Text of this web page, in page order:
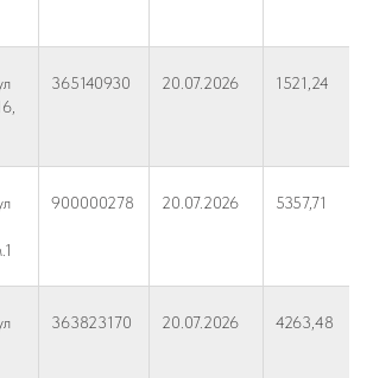
365140930 20.07.2026 1521,24
900000278 20.07.2026 5357,71
363823170 20.07.2026 4263,48